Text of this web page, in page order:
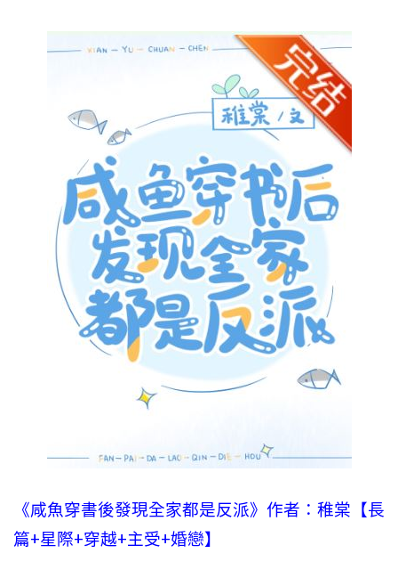
《咸魚穿書後發現全家都是反派》作者：稚棠【長
篇+星際+穿越+主受+婚戀】